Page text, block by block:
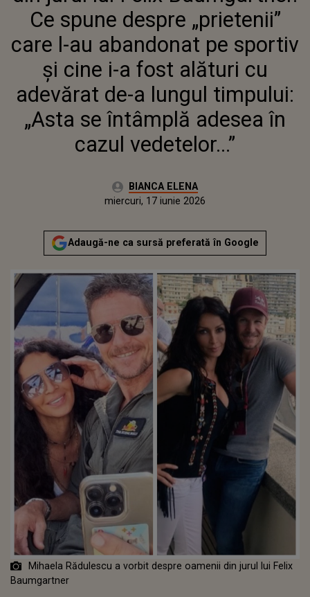
CINE I-A FOST ALĂTURI CU
ADEVĂRAT DE-A LUNGUL
TIMPULUI: „ASTA SE ÎNTÂMPLĂ
ADESEA ÎN CAZUL VEDETELOR...”
Ce spune despre „prietenii”
care l-au abandonat pe sportiv
și cine i-a fost alături cu
adevărat de-a lungul timpului:
„Asta se întâmplă adesea în
cazul vedetelor...”
Autor:BIANCA ELENA
miercuri, 17 iunie 2026Actualizat:
miercuri, 17 iunie 2026
Adaugă-ne ca sursă preferată în Google
Mihaela Rădulescu a vorbit despre oamenii din jurul lui Felix
Baumgartner